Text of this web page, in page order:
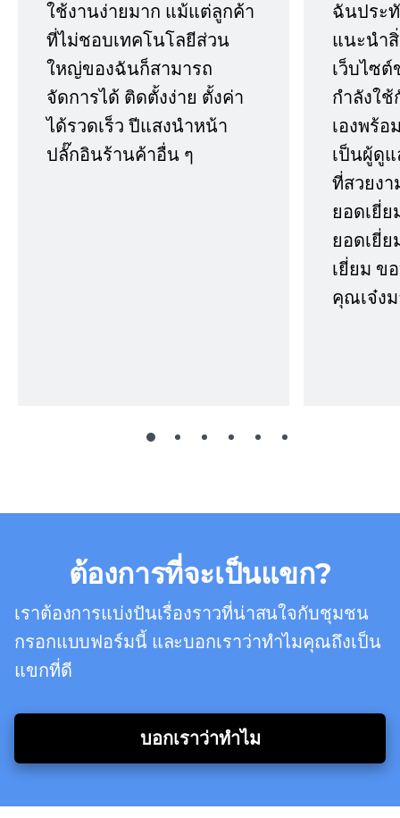
ใช้งานง่ายมาก แม้แต่ลูกค้า
ที่ไม่ชอบเทคโนโลยีส่วน
ใหญ่ของฉันก็สามารถ
จัดการได้ ติดตั้งง่าย ตั้งค่า
ได้รวดเร็ว ปีแสงนำหน้า
ปลั๊กอินร้านค้าอื่น ๆ
ฉันประ
แนะนำ
เว็บไซ
กำลังใ
เองพร้
เป็นผู้ดูแ
ที่สวยง
ยอดเยี่ย
ยอดเยี่
เยี่ยม ข
คุณเจ๋ง
ต้องการที่จะเป็นแขก?
เราต้องการแบ่งปันเรื่องราวที่น่าสนใจกับชุมชน
กรอกแบบฟอร์มนี้ และบอกเราว่าทำไมคุณถึงเป็น
แขกที่ดี
บอกเราว่าทำไม